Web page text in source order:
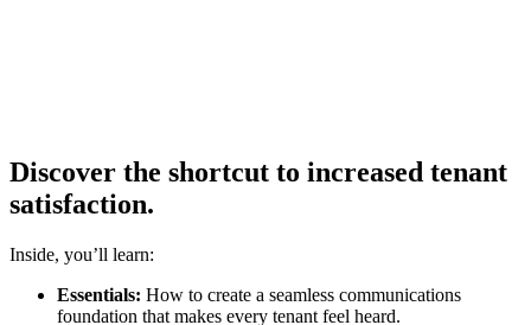
Discover the shortcut to increased tenant
satisfaction.
Inside, you’ll learn:
Essentials: How to create a seamless communications
foundation that makes every tenant feel heard.